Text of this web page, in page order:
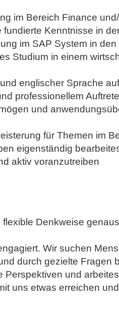
im Bereich Finance
Kenntnisse in
im SAP System in
Studium in einem
englischer Sprache
professionellem
und
für Themen im
eigenständig
aktiv voranzutreiben
Denkweise
Wir suchen
durch gezielte Fragen
Perspektiven und
uns etwas erreichen